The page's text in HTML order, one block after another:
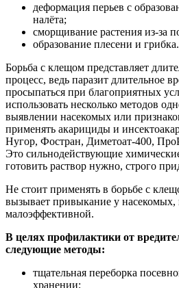
деформация перьев с
налёта;
сморщивание растения из-за
образование плесени и грибка.
Борьба с клещом представляет
процесс, ведь паразит длительное
просыпаться при благоприятных
использовать несколько методов
выявлении насекомых или
применять акарициды и
Нугор, Фостран, Диметоат-400,
Это сильнодействующие
готовить раствор нужно, строго
Не стоит применять в борьбе с
вызывает привыкание у насекомых,
малоэффективной.
В целях профилактики от
следующие методы:
тщательная переборка
хранении;